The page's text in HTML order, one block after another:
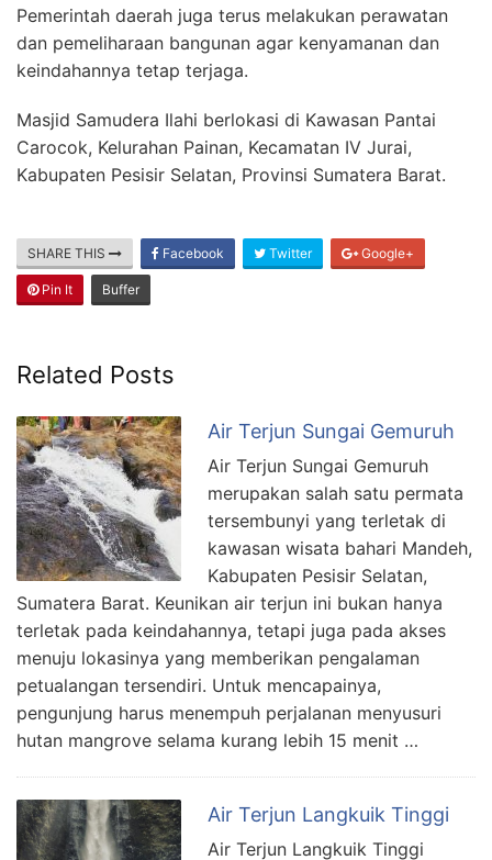
Pemerintah daerah juga terus melakukan perawatan
dan pemeliharaan bangunan agar kenyamanan dan
keindahannya tetap terjaga.
Masjid Samudera Ilahi berlokasi di Kawasan Pantai
Carocok, Kelurahan Painan, Kecamatan IV Jurai,
Kabupaten Pesisir Selatan, Provinsi Sumatera Barat.
SHARE THIS Facebook Twitter Google+
Pin It Buffer
Related Posts
Air Terjun Sungai Gemuruh
Air Terjun Sungai Gemuruh
merupakan salah satu permata
tersembunyi yang terletak di
kawasan wisata bahari Mandeh,
Kabupaten Pesisir Selatan,
Sumatera Barat. Keunikan air terjun ini bukan hanya
terletak pada keindahannya, tetapi juga pada akses
menuju lokasinya yang memberikan pengalaman
petualangan tersendiri. Untuk mencapainya,
pengunjung harus menempuh perjalanan menyusuri
hutan mangrove selama kurang lebih 15 menit …
Air Terjun Langkuik Tinggi
Air Terjun Langkuik Tinggi